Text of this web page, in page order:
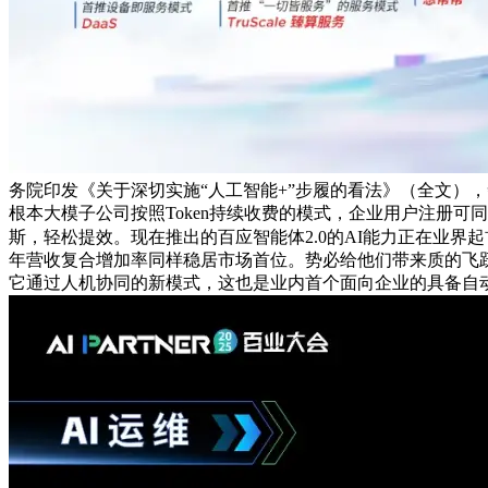
务院印发《关于深切实施“人工智能+”步履的看法》（全文）
根本大模子公司按照Token持续收费的模式，企业用户注册可
斯，轻松提效。现在推出的百应智能体2.0的AI能力正在业界
年营收复合增加率同样稳居市场首位。势必给他们带来质的
它通过人机协同的新模式，这也是业内首个面向企业的具备